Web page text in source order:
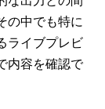
の中でも特に
ライブプレビ
内容を確認で